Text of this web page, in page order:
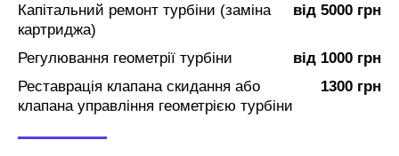
Капітальний ремонт турбіни (заміна
картриджа)
від 5000 грн
Регулювання геометрії турбіни
від 1000 грн
Реставрація клапана скидання або
клапана управління геометрією турбіни
1300 грн